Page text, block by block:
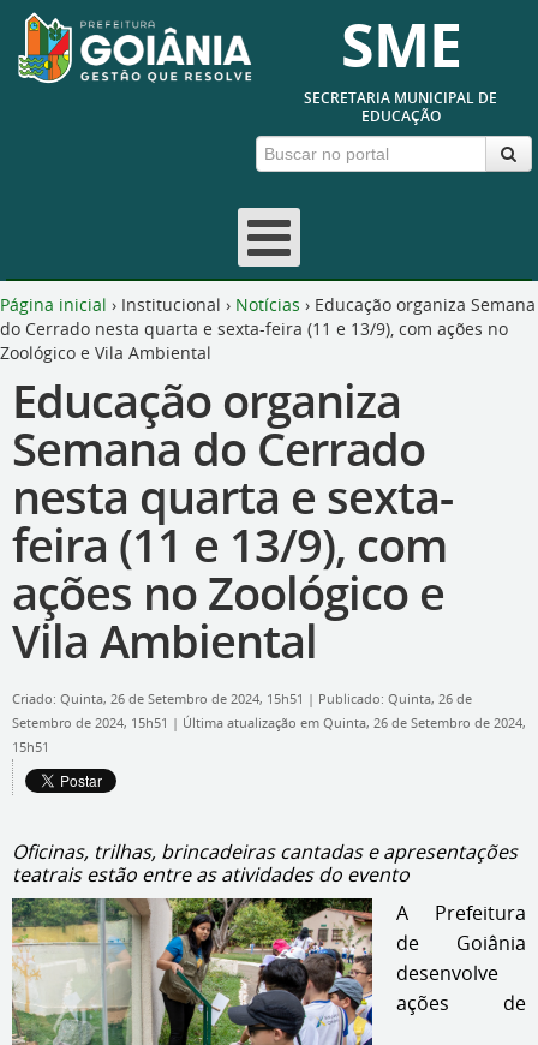
SME
SECRETARIA MUNICIPAL DE
EDUCAÇÃO
Página inicial › Institucional › Notícias › Educação organiza Semana
do Cerrado nesta quarta e sexta-feira (11 e 13/9), com ações no
Zoológico e Vila Ambiental
Educação organiza
Semana do Cerrado
nesta quarta e sexta-
feira (11 e 13/9), com
ações no Zoológico e
Vila Ambiental
Criado: Quinta, 26 de Setembro de 2024, 15h51 | Publicado: Quinta, 26 de
Setembro de 2024, 15h51 | Última atualização em Quinta, 26 de Setembro de 2024,
15h51
Oficinas, trilhas, brincadeiras cantadas e apresentações
teatrais estão entre as atividades do evento
A Prefeitura
de Goiânia
desenvolve
ações de